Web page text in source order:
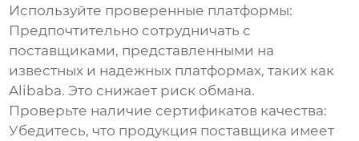
Используйте проверенные платформы:
Предпочтительно сотрудничать с
поставщиками, представленными на
известных и надежных платформах, таких как
Alibaba. Это снижает риск обмана.
Проверьте наличие сертификатов качества:
Убедитесь, что продукция поставщика имеет